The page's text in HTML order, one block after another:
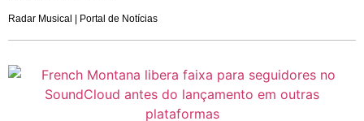
Radar Musical | Portal de Notícias